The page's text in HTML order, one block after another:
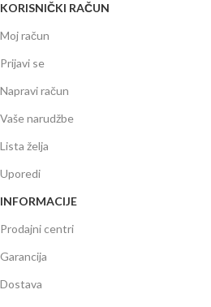
KORISNIČKI RAČUN
Moj račun
Prijavi se
Napravi račun
Vaše narudžbe
Lista želja
Uporedi
INFORMACIJE
Prodajni centri
Garancija
Dostava